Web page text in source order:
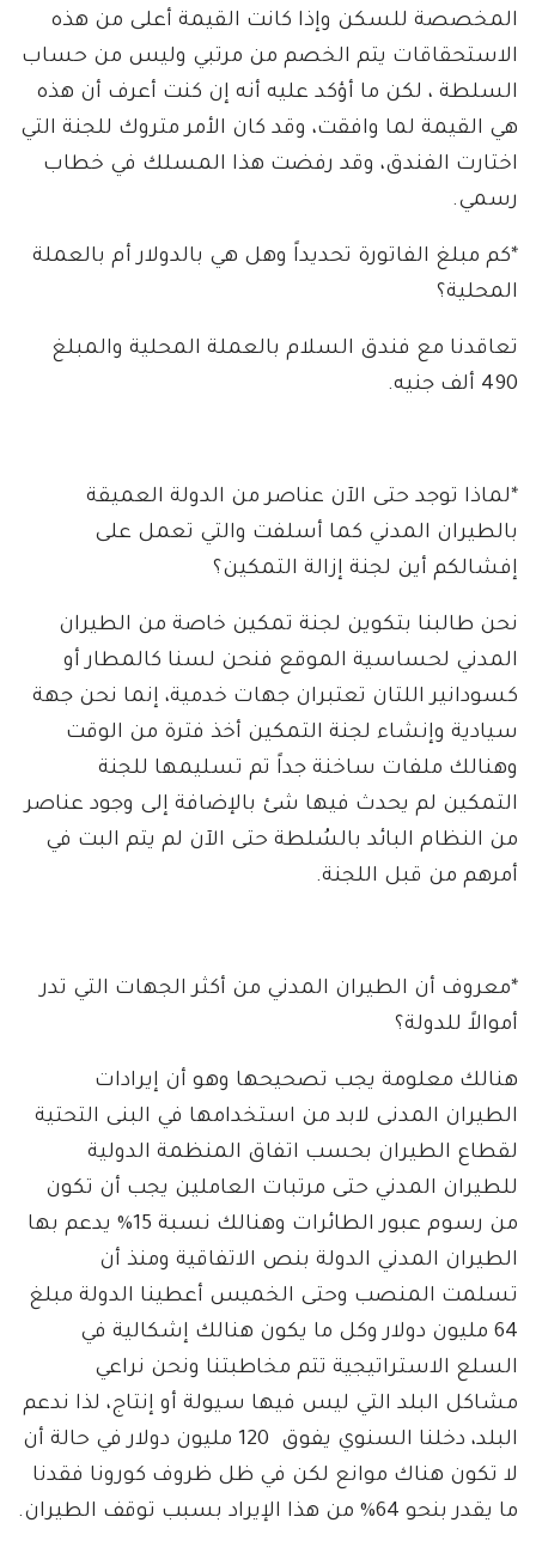
المخصصة للسكن وإذا كانت القيمة أعلى من هذه
الاستحقاقات يتم الخصم من مرتبي وليس من حساب
السلطة ، لكن ما أؤكد عليه أنه إن كنت أعرف أن هذه
هي القيمة لما وافقت، وقد كان الأمر متروك للجنة التي
اختارت الفندق، وقد رفضت هذا المسلك في خطاب
رسمي.
*كم مبلغ الفاتورة تحديداً وهل هي بالدولار أم بالعملة
المحلية؟
تعاقدنا مع فندق السلام بالعملة المحلية والمبلغ
490 ألف جنيه.
*لماذا توجد حتى الآن عناصر من الدولة العميقة
بالطيران المدني كما أسلفت والتي تعمل على
إفشالكم أين لجنة إزالة التمكين؟
نحن طالبنا بتكوين لجنة تمكين خاصة من الطيران
المدني لحساسية الموقع فنحن لسنا كالمطار أو
كسودانير اللتان تعتبران جهات خدمية، إنما نحن جهة
سيادية وإنشاء لجنة التمكين أخذ فترة من الوقت
وهنالك ملفات ساخنة جداً تم تسليمها للجنة
التمكين لم يحدث فيها شئ بالإضافة إلى وجود عناصر
من النظام البائد بالسُلطة حتى الآن لم يتم البت في
أمرهم من قبل اللجنة.
*معروف أن الطيران المدني من أكثر الجهات التي تدر
أموالاً للدولة؟
هنالك معلومة يجب تصحيحها وهو أن إيرادات
الطيران المدنى لابد من استخدامها في البنى التحتية
لقطاع الطيران بحسب اتفاق المنظمة الدولية
للطيران المدني حتى مرتبات العاملين يجب أن تكون
من رسوم عبور الطائرات وهنالك نسبة 15% يدعم بها
الطيران المدني الدولة بنص الاتفاقية ومنذ أن
تسلمت المنصب وحتى الخميس أعطينا الدولة مبلغ
64 مليون دولار وكل ما يكون هنالك إشكالية في
السلع الاستراتيجية تتم مخاطبتنا ونحن نراعي
مشاكل البلد التي ليس فيها سيولة أو إنتاج، لذا ندعم
البلد، دخلنا السنوي يفوق 120 مليون دولار في حالة أن
لا تكون هناك موانع لكن في ظل ظروف كورونا فقدنا
ما يقدر بنحو 64% من هذا الإيراد بسبب توقف الطيران.